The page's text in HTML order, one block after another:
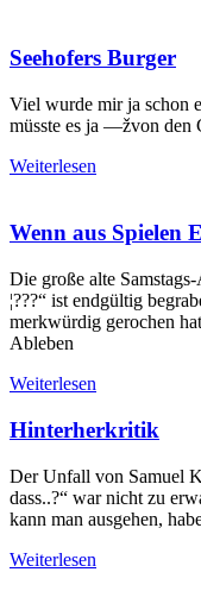
Seehofers Burger
Viel wurde mir ja schon
müsste es ja —žvon den
Weiterlesen
Wenn aus Spielen
Die große alte
¦???“ ist endgültig
merkwürdig gerochen
Ableben
Weiterlesen
Hinterherkritik
Der Unfall von Samuel
dass..?“ war nicht zu
kann man ausgehen,
Weiterlesen